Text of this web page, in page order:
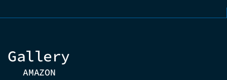
Gallery
AMAZON